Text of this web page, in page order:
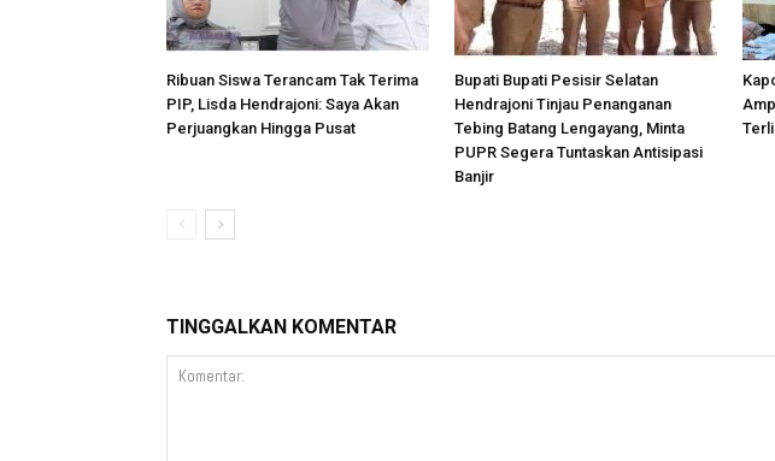
Ribuan Siswa Terancam Tak Terima
PIP, Lisda Hendrajoni: Saya Akan
Perjuangkan Hingga Pusat
Bupati Bupati Pesisir Selatan
Hendrajoni Tinjau Penanganan
Tebing Batang Lengayang, Minta
PUPR Segera Tuntaskan Antisipasi
Banjir
TINGGALKAN KOMENTAR